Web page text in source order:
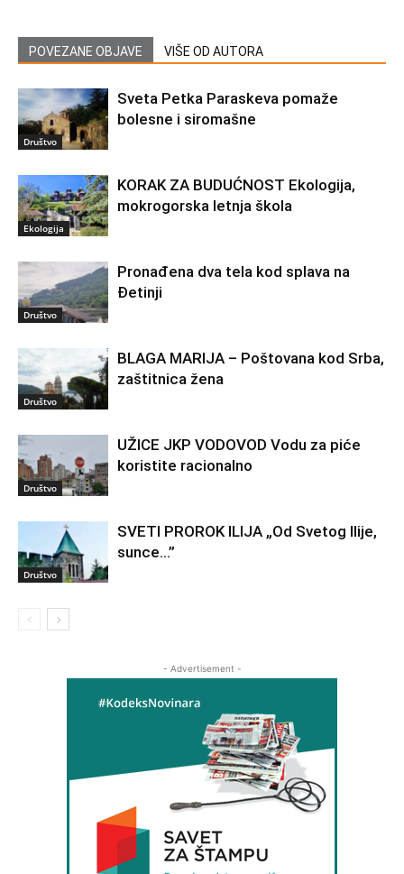
POVEZANE OBJAVE VIŠE OD AUTORA
Društvo
Sveta Petka Paraskeva pomaže
bolesne i siromašne
Ekologija
KORAK ZA BUDUĆNOST Ekologija,
mokrogorska letnja škola
Društvo
Pronađena dva tela kod splava na
Đetinji
Društvo
BLAGA MARIJA – Poštovana kod Srba,
zaštitnica žena
Društvo
UŽICE JKP VODOVOD Vodu za piće
koristite racionalno
Društvo
SVETI PROROK ILIJA „Od Svetog Ilije,
sunce…”
- Advertisement -